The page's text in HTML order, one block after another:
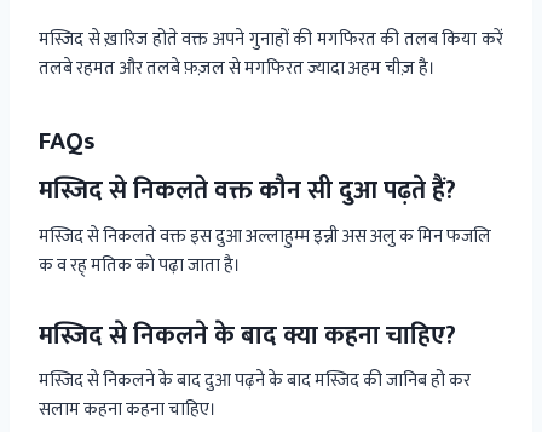
मस्जिद से ख़ारिज होते वक्त अपने गुनाहों की मगफिरत की तलब किया करें
तलबे रहमत और तलबे फ़ज़ल से मगफिरत ज्यादा अहम चीज़ है।
FAQs
मस्जिद से निकलते वक्त कौन सी दुआ पढ़ते हैं?
मस्जिद से निकलते वक्त इस दुआ अल्लाहुम्म इन्नी अस अलु क मिन फजलि
क व रह् मतिक को पढ़ा जाता है।
मस्जिद से निकलने के बाद क्या कहना चाहिए?
मस्जिद से निकलने के बाद दुआ पढ़ने के बाद मस्जिद की जानिब हो कर
सलाम कहना कहना चाहिए।